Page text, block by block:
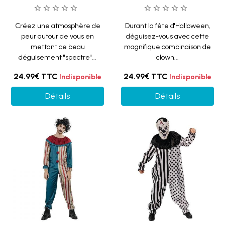
Créez une atmosphère de
peur autour de vous en
mettant ce beau
déguisement "spectre"...
24.99€ TTC Indisponible
Détails
Durant la fête d'Halloween,
déguisez-vous avec cette
magnifique combinaison de
clown...
24.99€ TTC Indisponible
Détails